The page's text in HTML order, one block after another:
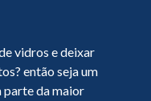
vidros e deixar
então seja um
parte da maior